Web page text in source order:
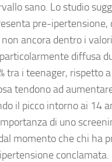
sano. Lo studio
pre-
ancora dentro i
diffusa
tra i teenager, rispetto
tendono ad
il picco intorno ai 14
di uno
momento che chi ha
conclamata.